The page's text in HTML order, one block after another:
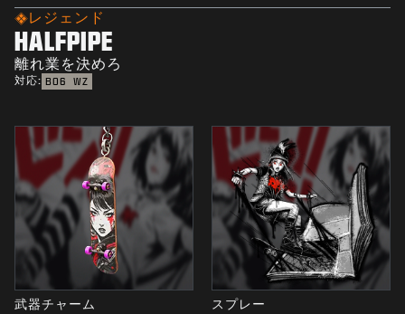
レジェンド
HALFPIPE
離れ業を決めろ
対応: BO6 WZ
武器チャーム スプレー